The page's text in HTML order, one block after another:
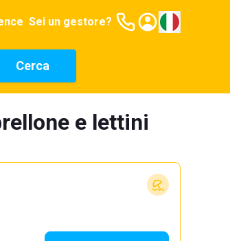
Sei un gestore?
Cerca
e lettini